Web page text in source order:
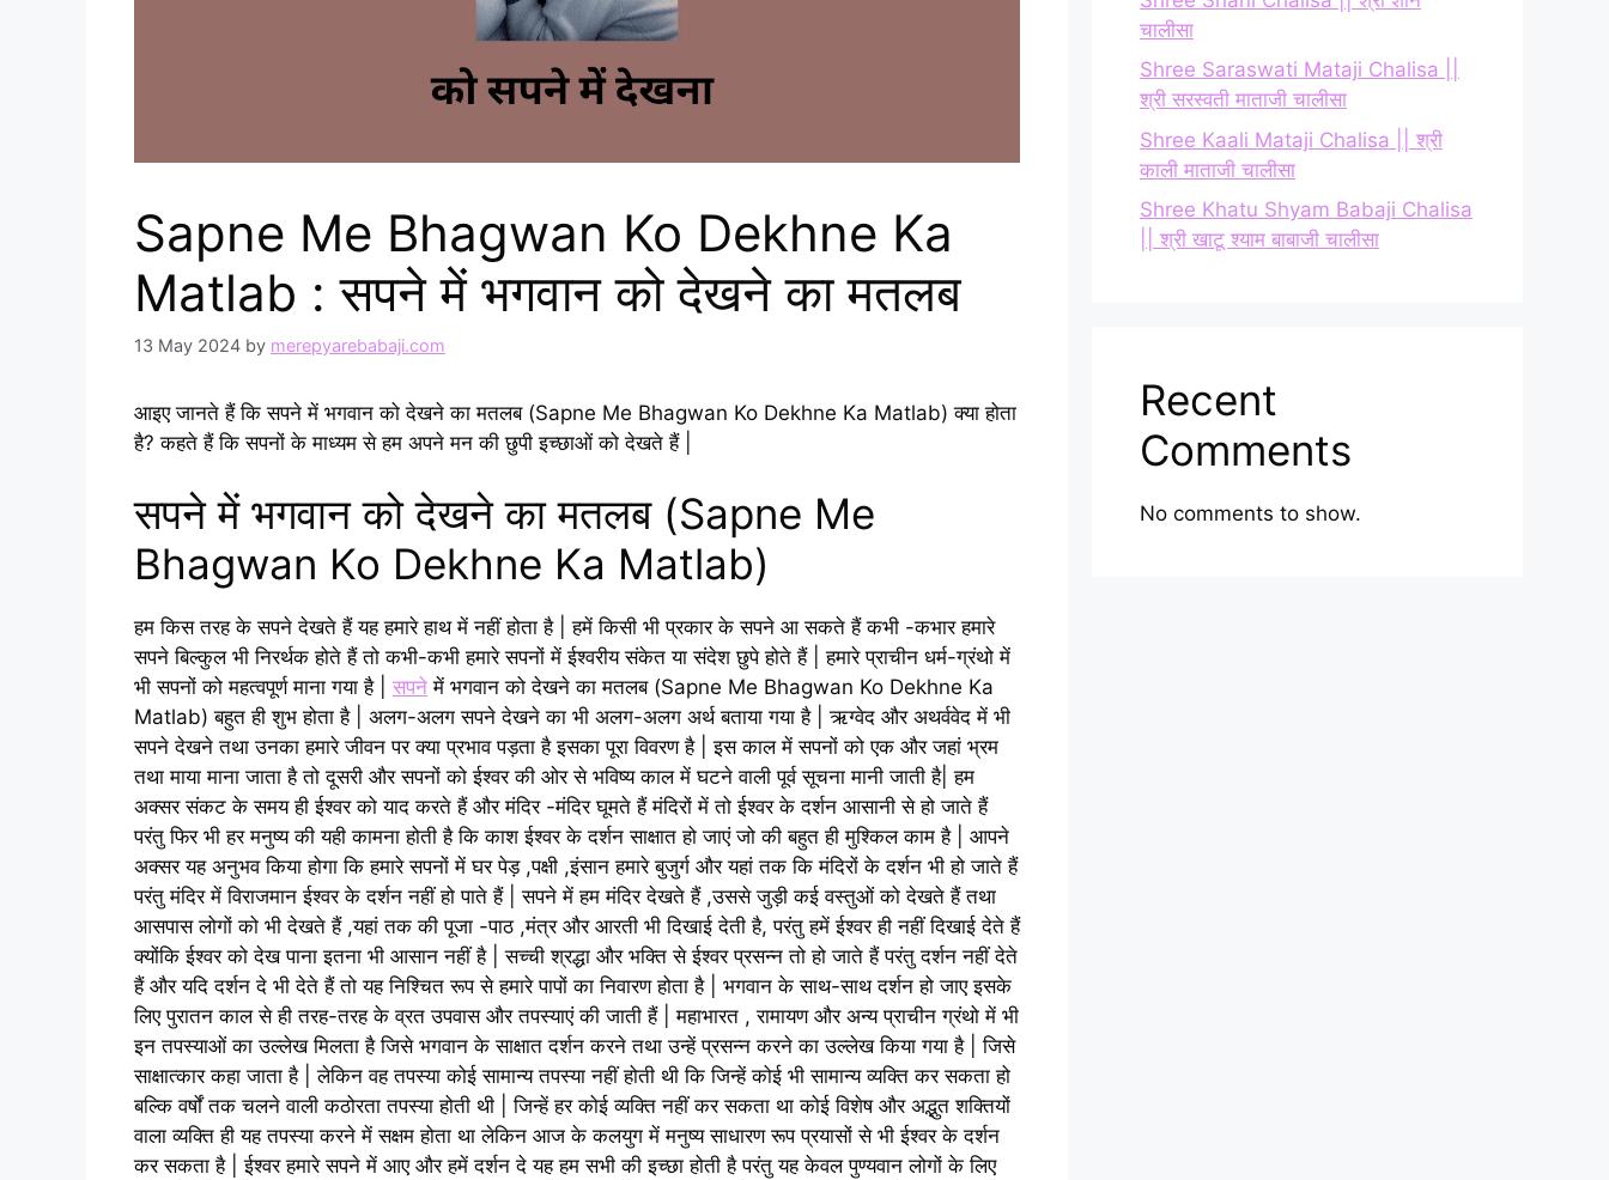
Sapne Me Bhagwan Ko Dekhne Ka
Matlab : सपने में भगवान को देखने का मतलब
13 May 2024 by merepyarebabaji.com
आइए जानते हैं कि सपने में भगवान को देखने का मतलब (Sapne Me Bhagwan Ko Dekhne Ka Matlab) क्या होता
है? कहते हैं कि सपनों के माध्यम से हम अपने मन की छुपी इच्छाओं को देखते हैं |
सपने में भगवान को देखने का मतलब (Sapne Me
Bhagwan Ko Dekhne Ka Matlab)
हम किस तरह के सपने देखते हैं यह हमारे हाथ में नहीं होता है | हमें किसी भी प्रकार के सपने आ सकते हैं कभी -कभार हमारे
सपने बिल्कुल भी निरर्थक होते हैं तो कभी-कभी हमारे सपनों में ईश्वरीय संकेत या संदेश छुपे होते हैं | हमारे प्राचीन धर्म-ग्रंथो में
भी सपनों को महत्वपूर्ण माना गया है | सपने में भगवान को देखने का मतलब (Sapne Me Bhagwan Ko Dekhne Ka
Matlab) बहुत ही शुभ होता है | अलग-अलग सपने देखने का भी अलग-अलग अर्थ बताया गया है | ऋग्वेद और अथर्ववेद में भी
सपने देखने तथा उनका हमारे जीवन पर क्या प्रभाव पड़ता है इसका पूरा विवरण है | इस काल में सपनों को एक और जहां भ्रम
तथा माया माना जाता है तो दूसरी और सपनों को ईश्वर की ओर से भविष्य काल में घटने वाली पूर्व सूचना मानी जाती है| हम
अक्सर संकट के समय ही ईश्वर को याद करते हैं और मंदिर -मंदिर घूमते हैं मंदिरों में तो ईश्वर के दर्शन आसानी से हो जाते हैं
परंतु फिर भी हर मनुष्य की यही कामना होती है कि काश ईश्वर के दर्शन साक्षात हो जाएं जो की बहुत ही मुश्किल काम है | आपने
अक्सर यह अनुभव किया होगा कि हमारे सपनों में घर पेड़ ,पक्षी ,इंसान हमारे बुजुर्ग और यहां तक कि मंदिरों के दर्शन भी हो जाते हैं
परंतु मंदिर में विराजमान ईश्वर के दर्शन नहीं हो पाते हैं | सपने में हम मंदिर देखते हैं ,उससे जुड़ी कई वस्तुओं को देखते हैं तथा
आसपास लोगों को भी देखते हैं ,यहां तक की पूजा -पाठ ,मंत्र और आरती भी दिखाई देती है, परंतु हमें ईश्वर ही नहीं दिखाई देते हैं
क्योंकि ईश्वर को देख पाना इतना भी आसान नहीं है | सच्ची श्रद्धा और भक्ति से ईश्वर प्रसन्न तो हो जाते हैं परंतु दर्शन नहीं देते
हैं और यदि दर्शन दे भी देते हैं तो यह निश्चित रूप से हमारे पापों का निवारण होता है | भगवान के साथ-साथ दर्शन हो जाए इसके
लिए पुरातन काल से ही तरह-तरह के व्रत उपवास और तपस्याएं की जाती हैं | महाभारत , रामायण और अन्य प्राचीन ग्रंथो में भी
इन तपस्याओं का उल्लेख मिलता है जिसे भगवान के साक्षात दर्शन करने तथा उन्हें प्रसन्न करने का उल्लेख किया गया है | जिसे
साक्षात्कार कहा जाता है | लेकिन वह तपस्या कोई सामान्य तपस्या नहीं होती थी कि जिन्हें कोई भी सामान्य व्यक्ति कर सकता हो
बल्कि वर्षों तक चलने वाली कठोरता तपस्या होती थी | जिन्हें हर कोई व्यक्ति नहीं कर सकता था कोई विशेष और अद्भुत शक्तियों
वाला व्यक्ति ही यह तपस्या करने में सक्षम होता था लेकिन आज के कलयुग में मनुष्य साधारण रूप प्रयासों से भी ईश्वर के दर्शन
कर सकता है | ईश्वर हमारे सपने में आए और हमें दर्शन दे यह हम सभी की इच्छा होती है परंतु यह केवल पुण्यवान लोगों के लिए
चालीसा
Shree Saraswati Mataji Chalisa ||
श्री सरस्वती माताजी चालीसा
Shree Kaali Mataji Chalisa || श्री
काली माताजी चालीसा
Shree Khatu Shyam Babaji Chalisa
|| श्री खाटू श्याम बाबाजी चालीसा
Recent
Comments
No comments to show.